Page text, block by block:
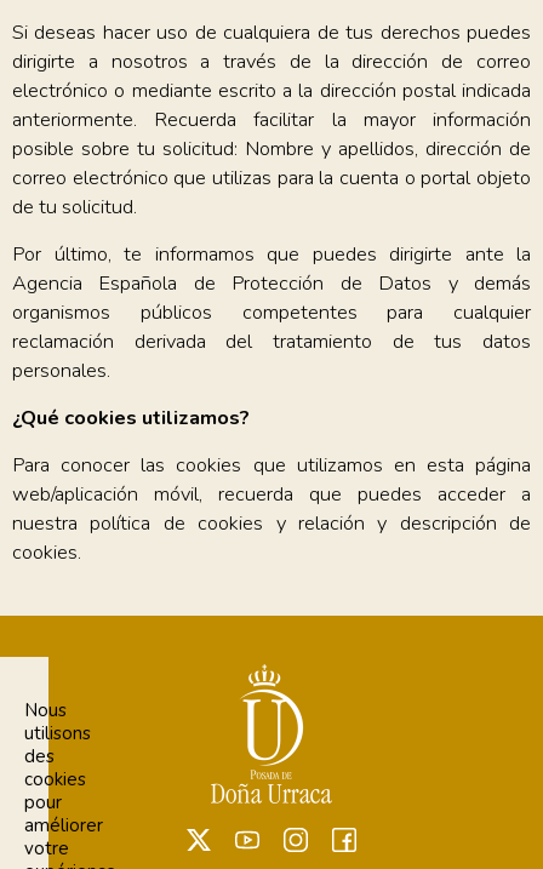
Si deseas hacer uso de cualquiera de tus derechos puedes
dirigirte a nosotros a través de la dirección de correo
electrónico o mediante escrito a la dirección postal indicada
anteriormente. Recuerda facilitar la mayor información
posible sobre tu solicitud: Nombre y apellidos, dirección de
correo electrónico que utilizas para la cuenta o portal objeto
de tu solicitud.
Por último, te informamos que puedes dirigirte ante la
Agencia Española de Protección de Datos y demás
organismos públicos competentes para cualquier
reclamación derivada del tratamiento de tus datos
personales.
¿Qué cookies utilizamos?
Para conocer las cookies que utilizamos en esta página
web/aplicación móvil, recuerda que puedes acceder a
nuestra política de cookies y relación y descripción de
cookies.
Nous
utilisons
des
cookies
pour
améliorer
votre